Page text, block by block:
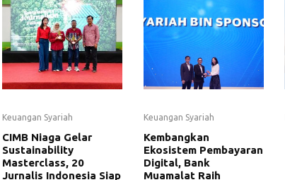
Keuangan Syariah
CIMB Niaga Gelar
Sustainability
Masterclass, 20
Jurnalis Indonesia Siap
Keuangan Syariah
Kembangkan
Ekosistem Pembayaran
Digital, Bank
Muamalat Raih